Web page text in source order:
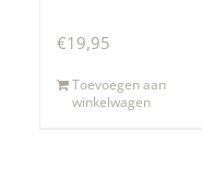
€19,95
Toevoegen aan
winkelwagen